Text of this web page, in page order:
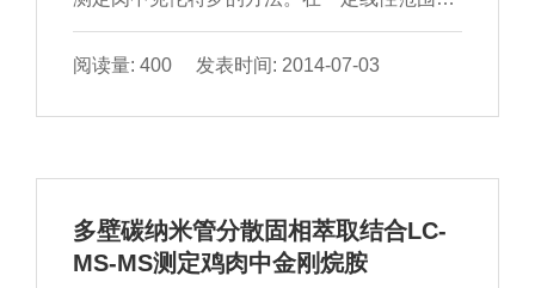
内，本方法相关系数 0.999 3，回收率96%～
104%，检出限0.48...
阅读量: 400 发表时间: 2014-07-03
多壁碳纳米管分散固相萃取结合LC-
MS-MS测定鸡肉中金刚烷胺